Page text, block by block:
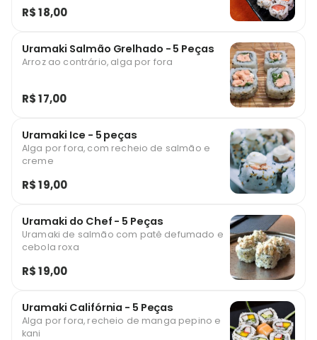
R$ 18,00
Uramaki Salmão Grelhado - 5 Peças
Arroz ao contrário, alga por fora
R$ 17,00
Uramaki Ice - 5 peças
Alga por fora, com recheio de salmão e
creme
R$ 19,00
Uramaki do Chef - 5 Peças
Uramaki de salmão com patê defumado e
cebola roxa
R$ 19,00
Uramaki Califórnia - 5 Peças
Alga por fora, recheio de manga pepino e
kani